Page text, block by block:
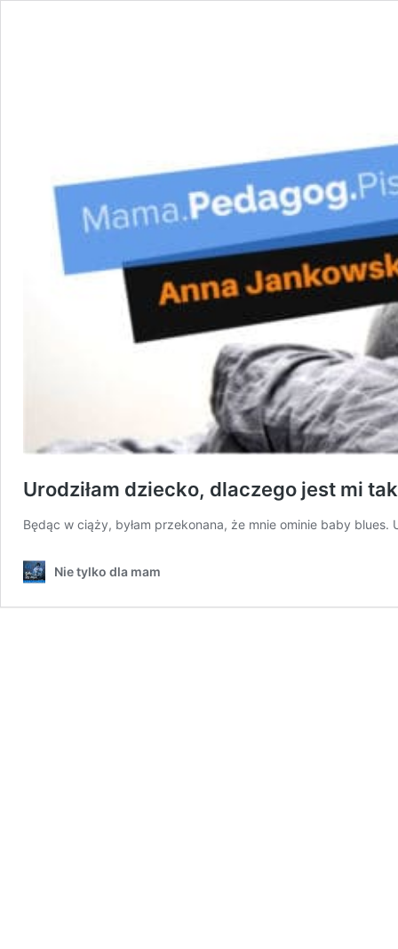
Urodziłam dziecko, dlaczego jest mi
Będąc w ciąży, byłam przekonana, że mnie ominie baby blues.
Nie tylko dla mam